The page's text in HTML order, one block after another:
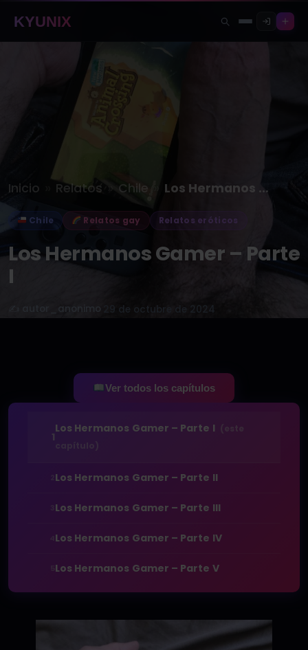
KYUNIX
Inicio Relatos » Chile Los Hermanos Gamer – Parte I
Chile Relatos gay Relatos eróticos
Los Hermanos Gamer – Parte
I
✍️ autor_anonimo 29 de octubre de 2024
Ver todos los capítulos
1
Los Hermanos Gamer – Parte I
(este
Los Hermanos Gamer – Parte II
Los Hermanos Gamer – Parte III
Los Hermanos Gamer – Parte IV
Los Hermanos Gamer – Parte V